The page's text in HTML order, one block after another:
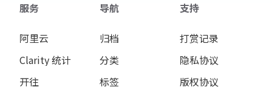
服务
阿里云
Clarity 统计
开往
导航
归档
分类
标签
支持
打赏记录
隐私协议
版权协议